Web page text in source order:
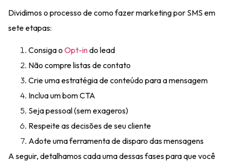
Dividimos o processo decomo fazer marketingpor SMS em
sete etapas:
Consiga o Opt-indo lead
Não compre listas de contato
Crie uma estratégia de conteúdo para a mensagem
Inclua um bom CTA
Seja pessoal (sem exageros)
Respeite as decisões de seu cliente
Adote uma ferramenta de disparo das mensagens
A seguir, detalhamos cada uma dessas fases para que você